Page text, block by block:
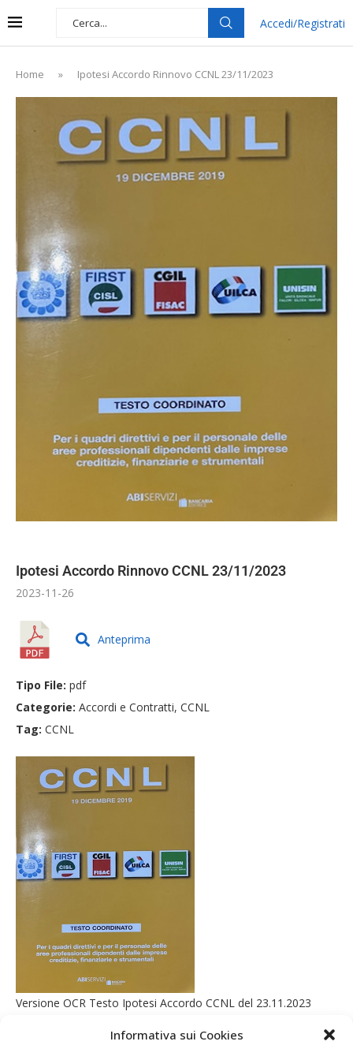
Informativa sui Cookies
Accedi/Registrati
Home » Ipotesi Accordo Rinnovo CCNL 23/11/2023
Ipotesi Accordo Rinnovo CCNL 23/11/2023
2023-11-26
Versione OCR Testo Ipotesi Accordo CCNL del 23.11.2023
Anteprima
Tipo File: pdf
Categorie: Accordi e Contratti, CCNL
Tag: CCNL